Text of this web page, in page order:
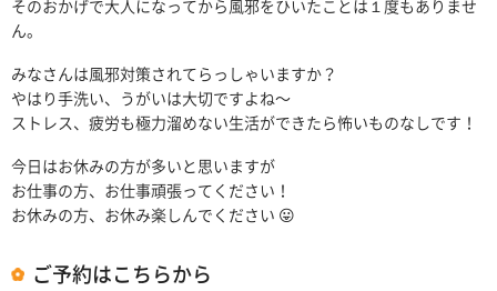
そのおかげで大人になってから風邪をひいたことは１度もありませ
ん。
みなさんは風邪対策されてらっしゃいますか？
やはり手洗い、うがいは大切ですよね〜
ストレス、疲労も極力溜めない生活ができたら怖いものなしです！
今日はお休みの方が多いと思いますが
お仕事の方、お仕事頑張ってください！
お休みの方、お休み楽しんでください 😛
ご予約はこちらから